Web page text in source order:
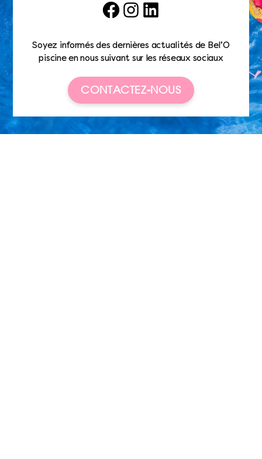
FacebookInstagramLinkedIn
Soyez informés des dernières actualités de Bel’O
piscine en nous suivant sur les réseaux sociaux
CONTACTEZ-NOUS